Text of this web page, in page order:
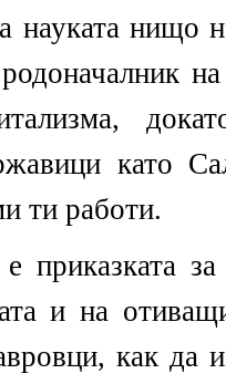
науката нищо
като
ти работи.
приказката
и на
как да